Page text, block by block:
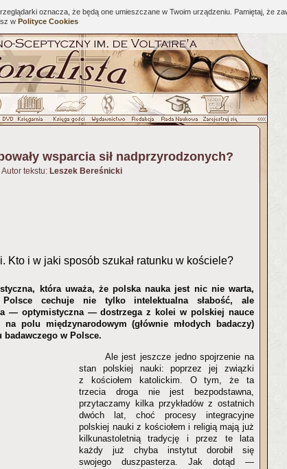
oznacza, że będą one umieszczane w Twoim urządzeniu. Pamiętaj, że
w Polityce Cookies
wsparcia sił nadprzyrodzonych?
Autor tekstu: Leszek Bereśnicki
Kto i w jaki sposób szukał ratunku w kościele?
która uważa, że polska nauka jest nic nie warta,
cechuje nie tylko intelektualna słabość, ale
— optymistyczna — dostrzega z kolei w polskiej nauce
polu międzynarodowym (głównie młodych badaczy)
badawczego w Polsce.
Ale jest jeszcze jedno spojrzenie na
stan polskiej nauki: poprzez jej związki
z kościołem katolickim. O tym, że ta
trzecia droga nie jest bezpodstawna,
przytaczamy kilka przykładów z ostatnich
dwóch lat, choć procesy integracyjne
polskiej nauki z kościołem i religią mają już
kilkunastoletnią tradycję i przez te lata
każdy już chyba instytut dorobił się
swojego duszpasterza. Jak dotąd —